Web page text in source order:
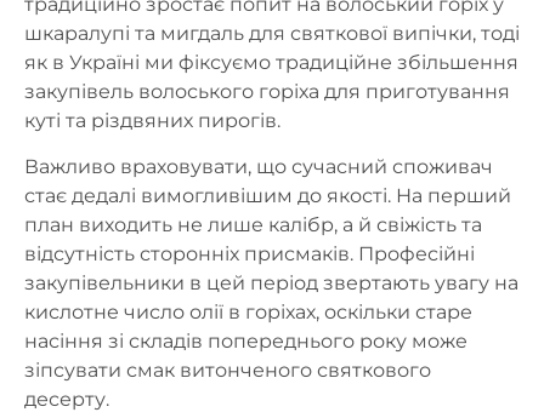
шкаралупі та мигдаль для святкової випічки, тоді
як в Україні ми фіксуємо традиційне збільшення
закупівель волоського горіха для приготування
куті та різдвяних пирогів.
Важливо враховувати, що сучасний споживач
стає дедалі вимогливішим до якості. На перший
план виходить не лише калібр, а й свіжість та
відсутність сторонніх присмаків. Професійні
закупівельники в цей період звертають увагу на
кислотне число олії в горіхах, оскільки старе
насіння зі складів попереднього року може
зіпсувати смак витонченого святкового
десерту.